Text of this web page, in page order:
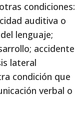
condiciones:
auditiva o
lenguaje;
accidente
lateral
condición que
verbal o